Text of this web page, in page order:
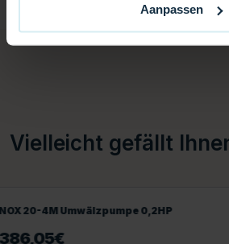
Aanpassen
Vielleicht gefällt
Infinity